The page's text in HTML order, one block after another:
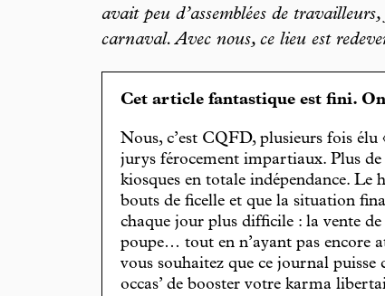
avait peu d’assemblées de
carnaval. Avec nous, ce lieu est
Cet article fantastique est fini.
Nous, c’est CQFD, plusieurs fois
jurys férocement impartiaux. Plus de
kiosques en totale indépendance. Le
bouts de ficelle et que la situation
chaque jour plus difficile : la vente
poupe… tout en n’ayant pas encore
vous souhaitez que ce journal
occas’ de booster votre karma